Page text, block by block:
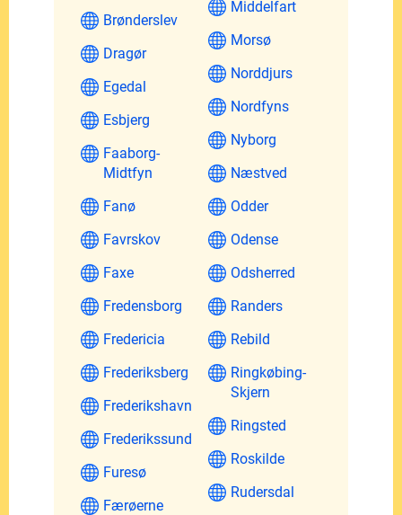
Brønderslev
Dragør
Egedal
Esbjerg
Faaborg-
Midtfyn
Fanø
Favrskov
Faxe
Fredensborg
Fredericia
Frederiksberg
Frederikshavn
Frederikssund
Furesø
Færøerne
Middelfart
Morsø
Norddjurs
Nordfyns
Nyborg
Næstved
Odder
Odense
Odsherred
Randers
Rebild
Ringkøbing-
Skjern
Ringsted
Roskilde
Rudersdal